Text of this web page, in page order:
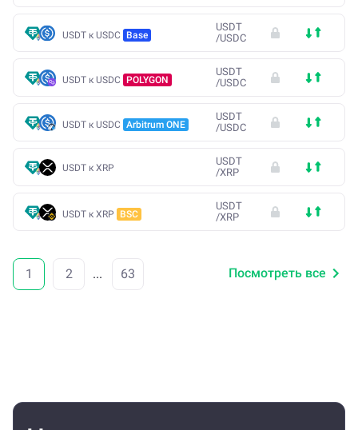
USDT к USDC Base
USDT
/USDC
USDT к USDC POLYGON
USDT
/USDC
USDT к USDC Arbitrum ONE
USDT
/USDC
USDT к XRP
USDT
/XRP
USDT к XRP BSC
USDT
/XRP
1 2 ... 63 Посмотреть все